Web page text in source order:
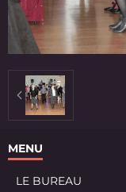
MENU
LE BUREAU